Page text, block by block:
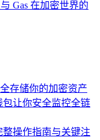
Gas 在加密世界的
存储你的加密资产
包让你安全监控全链
整操作指南与关键注